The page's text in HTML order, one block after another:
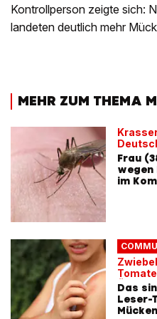
Kontrollperson zeigte sich:
landeten deutlich mehr
MEHR ZUM THEMA
Frau
wegen
im
Zwiebel,
Öl
Das
Leser-
Mücken